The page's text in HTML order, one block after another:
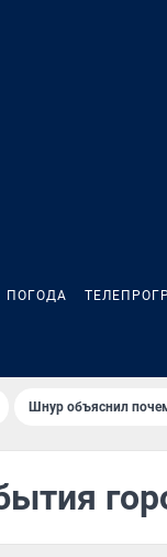
ПОГОДА
Шнур объяснил